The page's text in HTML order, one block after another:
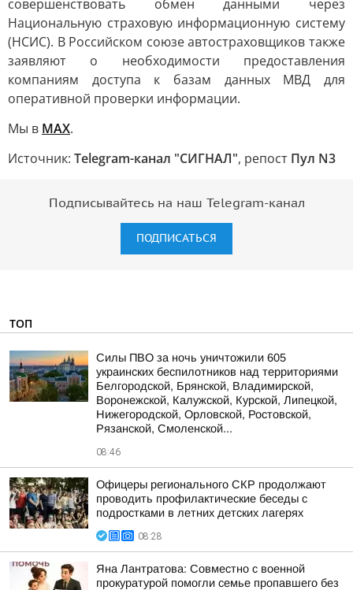
совершенствовать обмен данными через
Национальную страховую информационную систему
(НСИС). В Российском союзе автостраховщиков также
заявляют о необходимости предоставления
компаниям доступа к базам данных МВД для
оперативной проверки информации.
Мы в МАХ.
Источник: Telegram-канал "СИГНАЛ", репост Пул N3
Подписывайтесь на наш Telegram-канал
ПОДПИСАТЬСЯ
ТОП
Силы ПВО за ночь уничтожили 605
украинских беспилотников над территориями
Белгородской, Брянской, Владимирской,
Воронежской, Калужской, Курской, Липецкой,
Нижегородской, Орловской, Ростовской,
Рязанской, Смоленской...
08:46
Офицеры регионального СКР продолжают
проводить профилактические беседы с
подростками в летних детских лагерях
08:28
Яна Лантратова: Совместно с военной
прокуратурой помогли семье пропавшего без